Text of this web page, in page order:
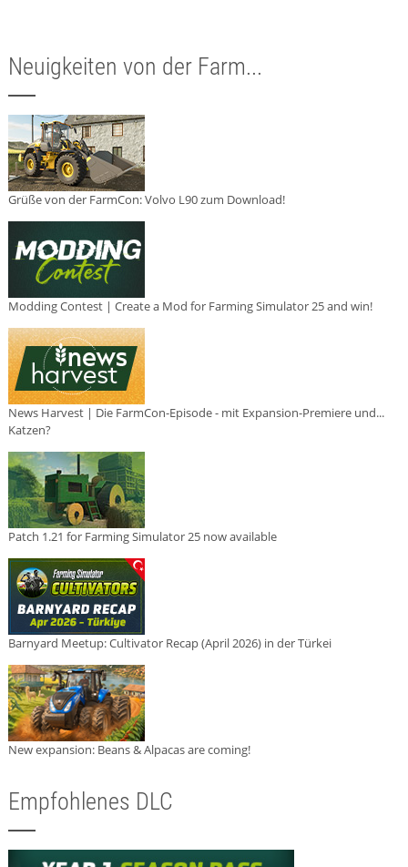
Neuigkeiten von der Farm...
Grüße von der FarmCon: Volvo L90 zum Download!
Modding Contest | Create a Mod for Farming Simulator 25 and win!
News Harvest | Die FarmCon-Episode - mit Expansion-Premiere und...
Katzen?
Patch 1.21 for Farming Simulator 25 now available
Barnyard Meetup: Cultivator Recap (April 2026) in der Türkei
New expansion: Beans & Alpacas are coming!
Empfohlenes DLC